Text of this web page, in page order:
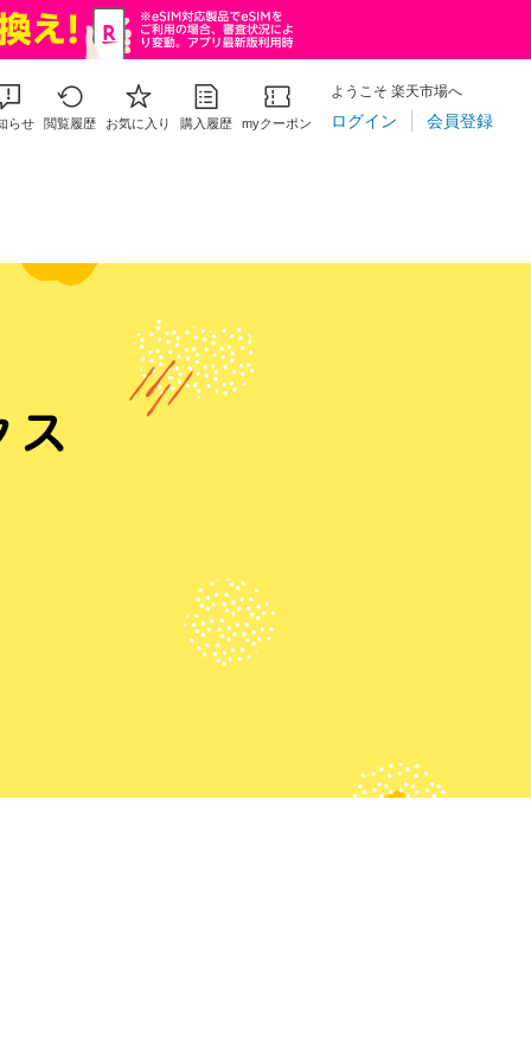
らせ 閲覧履歴 お気に入り 購入履歴 myクーポン
ようこそ 楽天市場へ
ログイン 会員登録